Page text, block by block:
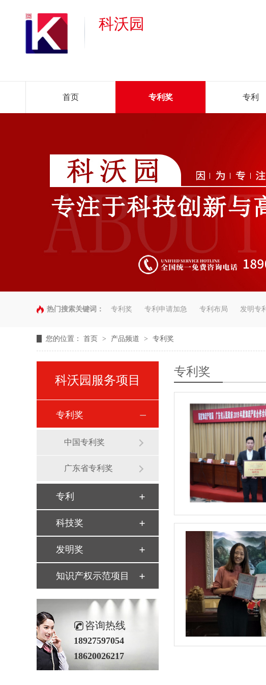
科沃园
首页 专利奖 专利
热门搜索关键词： 专利奖 专利申请加急 专利布局 发明专
您的位置： 首页 > 产品频道 > 专利奖
科沃园服务项目
专利奖
中国专利奖
广东省专利奖
专利
科技奖
发明奖
知识产权示范项目
咨询热线
18927597054
18620026217
专利奖